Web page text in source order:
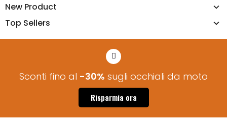
New Product
Top Sellers
Sconti fino al -30% sugli occhiali da moto
Risparmia ora